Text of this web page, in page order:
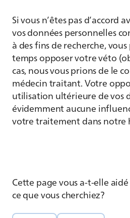
Si vous n’êtes pas d’accord
vos données personnelles
à des fins de recherche,
temps opposer votre véto
cas, nous vous prions de le
médecin traitant. Votre
utilisation ultérieure de vos
évidemment aucune
votre traitement dans notre
Cette page vous a-t-elle
ce que vous cherchiez?